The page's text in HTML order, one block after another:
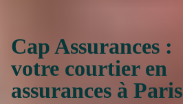
Cap Assurances :
votre courtier en
assurances à Paris